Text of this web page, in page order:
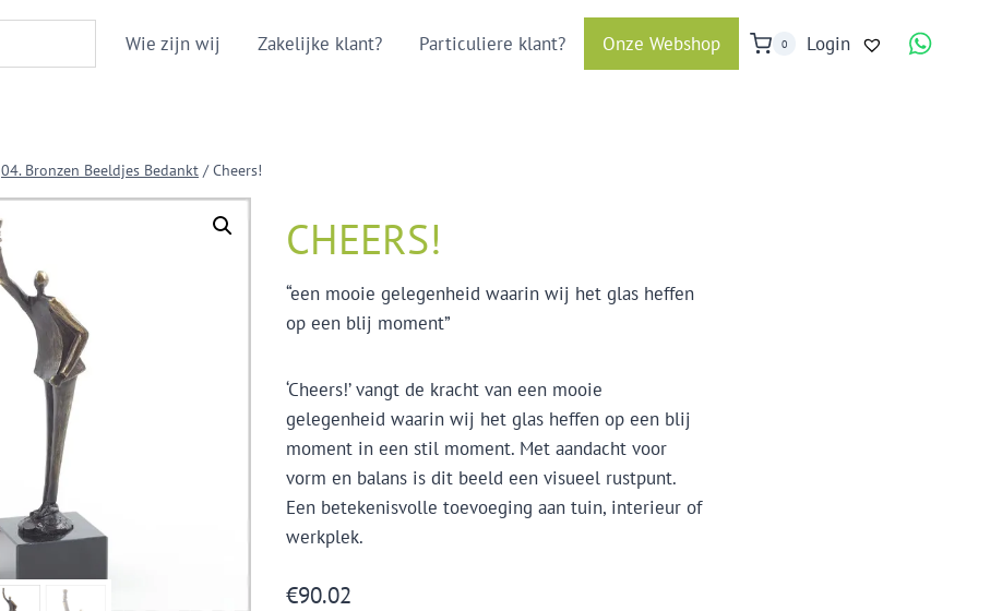
Wie zijn wij Zakelijke klant? Particuliere klant? Onze Webshop 0 Login
04. Bronzen Beeldjes Bedankt / Cheers!
CHEERS!
“een mooie gelegenheid waarin wij het glas heffen
op een blij moment”
‘Cheers!’ vangt de kracht van een mooie
gelegenheid waarin wij het glas heffen op een blij
moment in een stil moment. Met aandacht voor
vorm en balans is dit beeld een visueel rustpunt.
Een betekenisvolle toevoeging aan tuin, interieur of
werkplek.
€90.02